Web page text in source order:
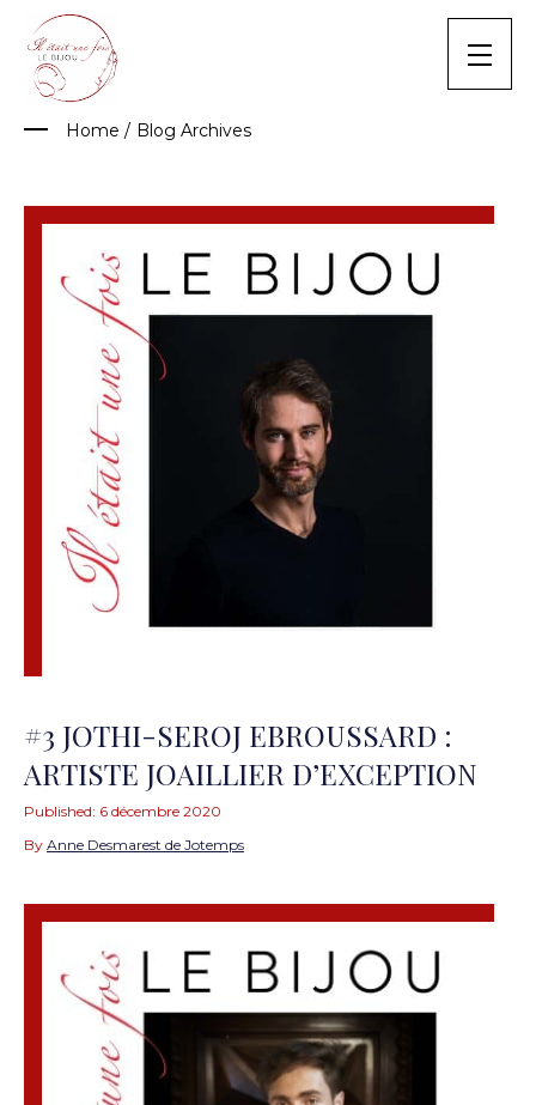
content
Home / Blog Archives
#3 JOTHI-SEROJ EBROUSSARD :
ARTISTE JOAILLIER D’EXCEPTION
Published: 6 décembre 2020
By Anne Desmarest de Jotemps